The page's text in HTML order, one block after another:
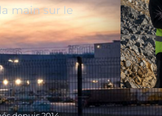
main sur le